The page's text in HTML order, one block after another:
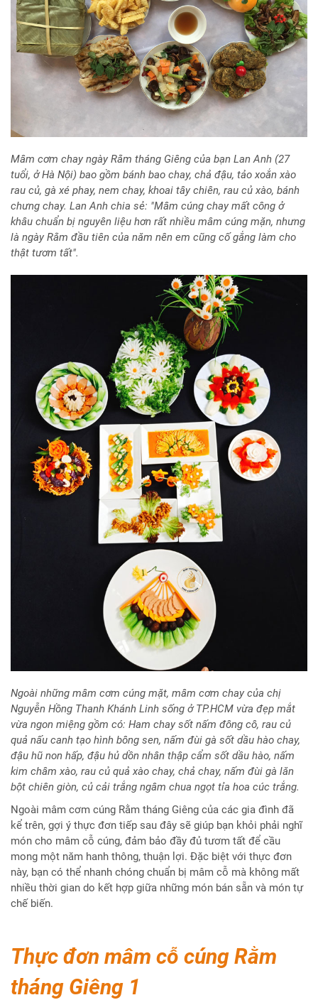
Mâm cơm chay ngày Rằm tháng Giêng của bạn Lan Anh (27
tuổi, ở Hà Nội) bao gồm bánh bao chay, chả đậu, tảo xoắn xào
rau củ, gà xé phay, nem chay, khoai tây chiên, rau củ xào, bánh
chưng chay. Lan Anh chia sẻ: "Mâm cúng chay mất công ở
khâu chuẩn bị nguyên liệu hơn rất nhiều mâm cúng mặn, nhưng
là ngày Rằm đầu tiên của năm nên em cũng cố gắng làm cho
thật tươm tất".
Ngoài những mâm cơm cúng mặt, mâm cơm chay của chị
Nguyễn Hồng Thanh Khánh Linh sống ở TP.HCM vừa đẹp mắt
vừa ngon miệng gồm có: Ham chay sốt nấm đông cô, rau củ
quả nấu canh tạo hình bông sen, nấm đùi gà sốt dầu hào chay,
đậu hũ non hấp, đậu hủ dồn nhân thập cẩm sốt dầu hào, nấm
kim châm xào, rau củ quả xào chay, chả chay, nấm đùi gà lăn
bột chiên giòn, củ cải trắng ngâm chua ngọt tỉa hoa cúc trắng.
Ngoài mâm cơm cúng Rằm tháng Giêng của các gia đình đã
kể trên, gợi ý thực đơn tiếp sau đây sẽ giúp bạn khỏi phải nghĩ
món cho mâm cỗ cúng, đảm bảo đầy đủ tươm tất để cầu
mong một năm hanh thông, thuận lợi. Đặc biệt với thực đơn
này, bạn có thể nhanh chóng chuẩn bị mâm cỗ mà không mất
nhiều thời gian do kết hợp giữa những món bán sẵn và món tự
chế biến.
Thực đơn mâm cỗ cúng Rằm
tháng Giêng 1